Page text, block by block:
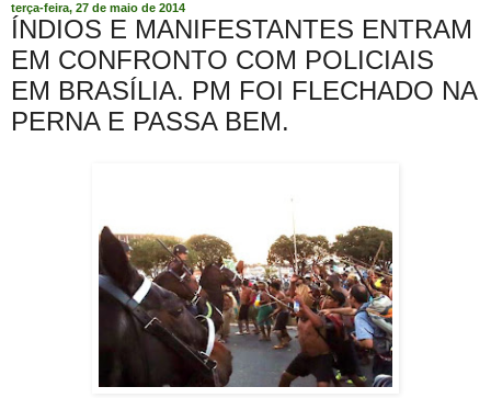
terça-feira, 27 de maio de 2014
ÍNDIOS E MANIFESTANTES ENTRAM
EM CONFRONTO COM POLICIAIS
EM BRASÍLIA. PM FOI FLECHADO NA
PERNA E PASSA BEM.